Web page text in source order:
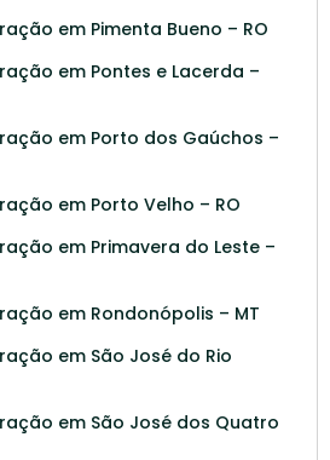
em Pimenta Bueno – RO
em Pontes e Lacerda –
em Porto dos Gaúchos –
em Porto Velho – RO
em Primavera do Leste –
em Rondonópolis – MT
em São José do Rio
em São José dos Quatro